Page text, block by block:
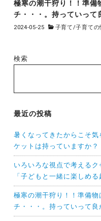
極寒の潮干狩り！！準備
チ・・・。持っていって
2024-05-25 子育て/子育ての
検索
最近の投稿
暑くなってきたからこそ
ケットは持っていますか？
いろいろな視点で考える
「子どもと一緒に楽しめ
極寒の潮干狩り！！準備
チ・・・。持っていって良